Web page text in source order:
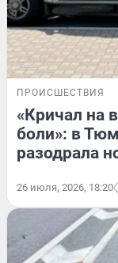
ПРОИСШЕСТВИЯ
«Кричал на
боли»: в
разодрала
26 июля, 2026, 18:20